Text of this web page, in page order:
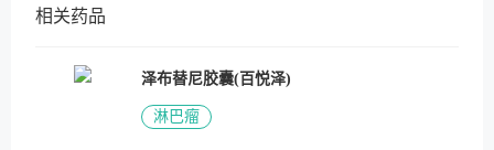
相关药品
泽布替尼胶囊(百悦泽)
淋巴瘤